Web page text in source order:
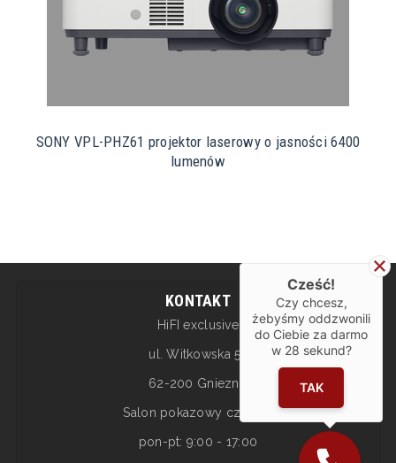
SONY VPL-PHZ61 projektor laserowy o jasności 6400
lumenów
KONTAKT
HiFI exclusive
ul. Witkowska 5a
62-200 Gniezno
Salon pokazowy czynny:
pon-pt: 9:00 - 17:00
Cześć!
Czy chcesz,
żebyśmy oddzwonili
do Ciebie za darmo
w 28 sekund?
TAK